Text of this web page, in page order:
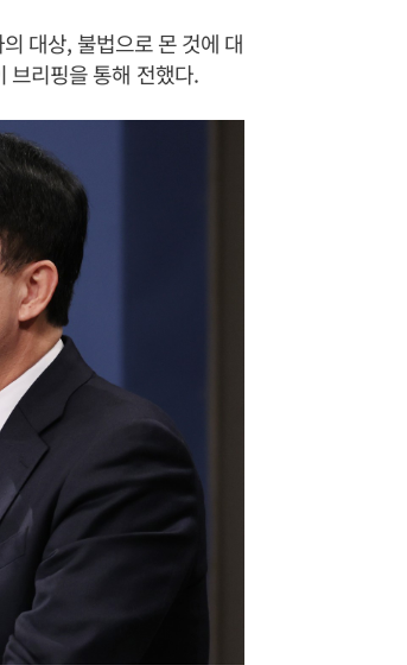
대상, 불법으로 몬 것에 대
브리핑을 통해 전했다.